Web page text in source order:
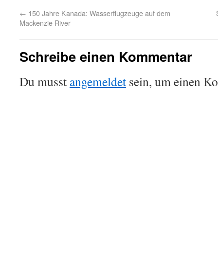
← 150 Jahre Kanada: Wasserflugzeuge auf dem
Mackenzie River
Schreibe einen Kommentar
Du musst angemeldet sein, um einen